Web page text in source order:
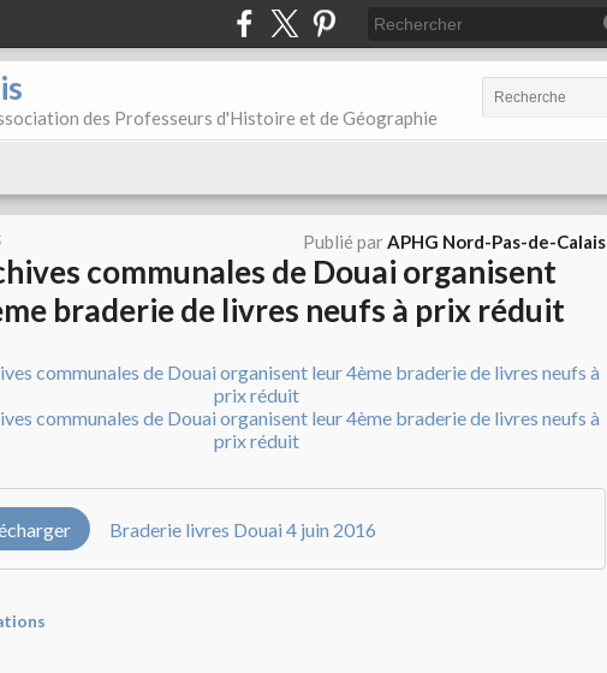
des Professeurs d'Histoire et de Géographie
Publié parAPHG Nord-Pas-de-Calais
communales de Douai organisent
braderie de livres neufs à prix réduit
Braderie livres Douai 4 juin 2016